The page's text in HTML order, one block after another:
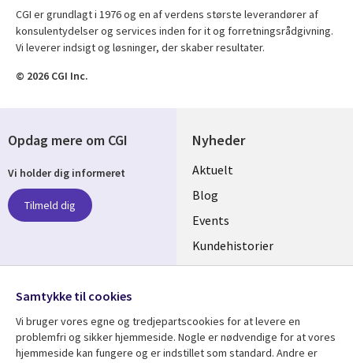
CGI er grundlagt i 1976 og en af verdens største leverandører af
konsulentydelser og services inden for it og forretningsrådgivning.
Vi leverer indsigt og løsninger, der skaber resultater.
© 2026 CGI Inc.
Nyheder
Useful
links
DENMARK
Aktuelt
Blog
Events
Kundehistorier
Videoer
Opdag mere om CGI
Vi holder dig informeret
Tilmeld dig
Media
DENMARK
Samtykke til cookies
Vi bruger vores egne og tredjepartscookies for at levere en
problemfri og sikker hjemmeside. Nogle er nødvendige for at vores
hjemmeside kan fungere og er indstillet som standard. Andre er